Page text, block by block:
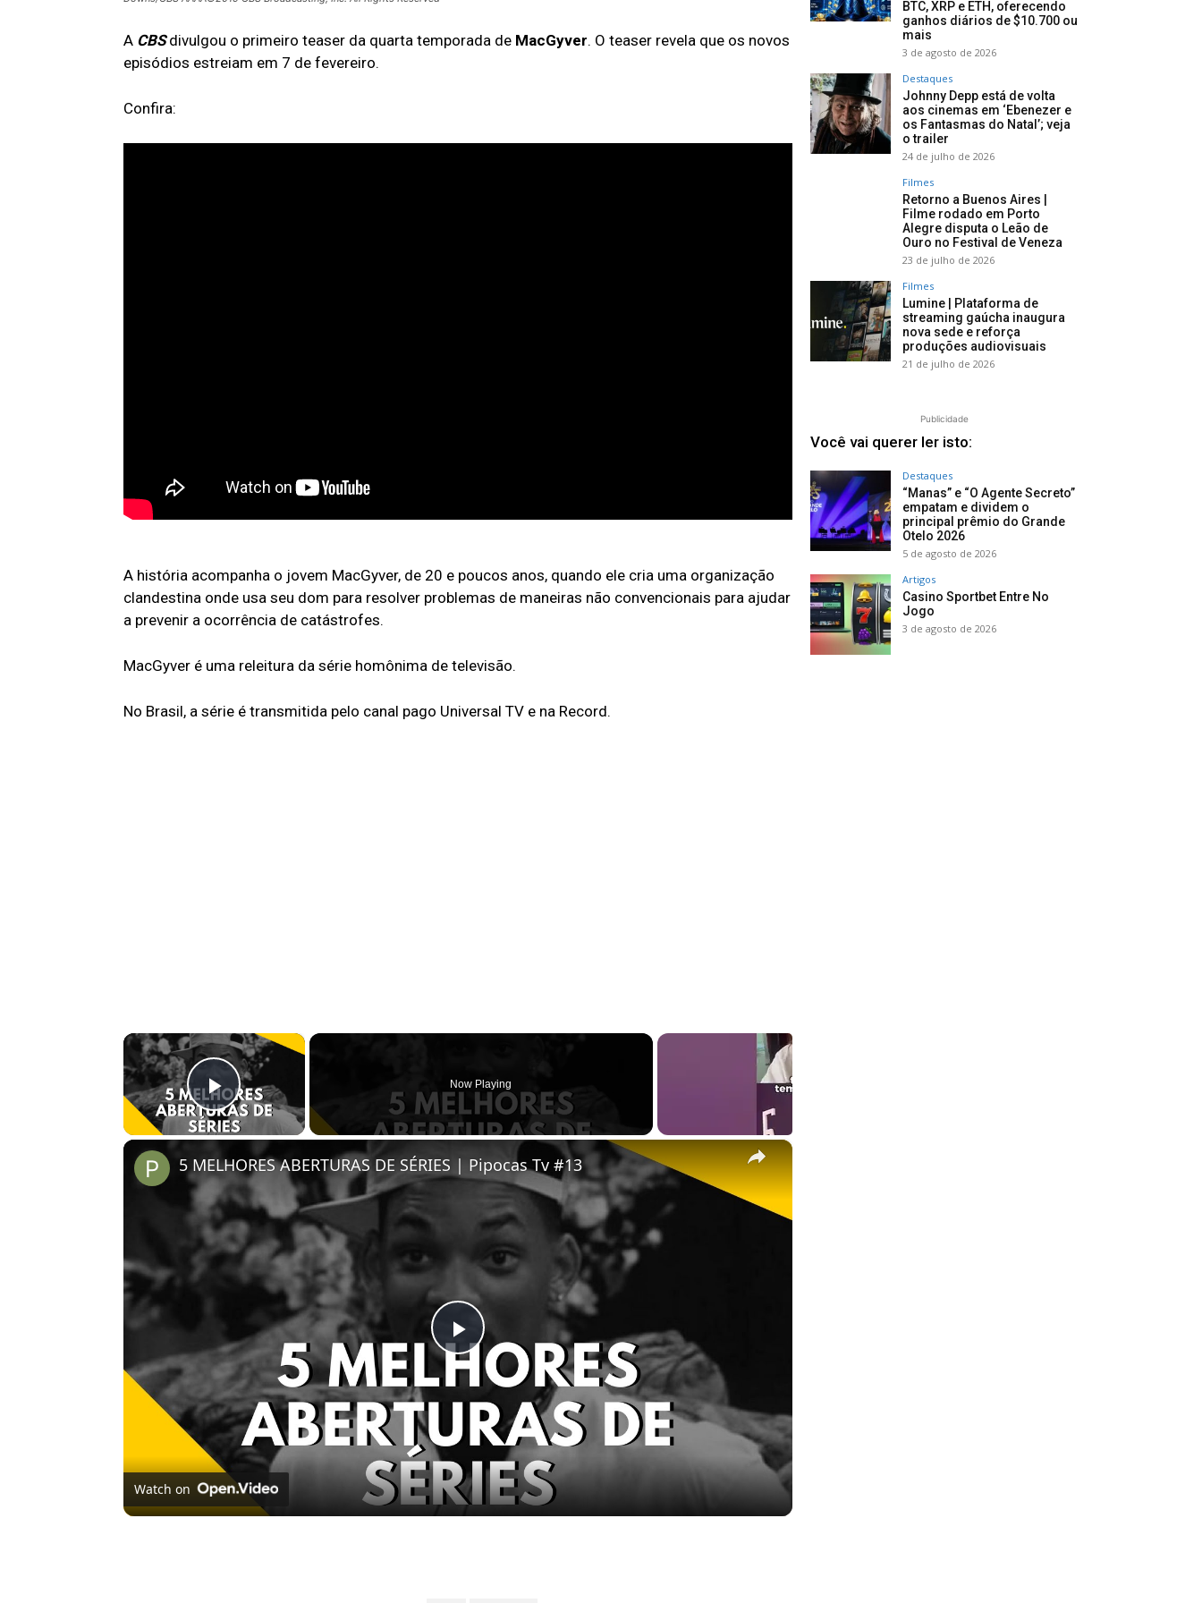
A CBSdivulgou o primeiro teaser da quarta temporada de MacGyver. O teaser revela que os novos
episódios estreiam em 7 de fevereiro.
Confira:
A história acompanha o jovem MacGyver, de 20 e poucos anos, quando ele cria uma organização
clandestina onde usa seu dom para resolver problemas de maneiras não convencionais para ajudar
a prevenir a ocorrência de catástrofes.
MacGyver é uma releitura da série homônima de televisão.
No Brasil, a série é transmitida pelo canal pago Universal TV e na Record.
×
Play Video
Now Playing
×
Play
Video
5 MELHORES ABERTURAS DE SÉRIES | Pipocas Tv #13
Watch on
BTC, XRP e ETH, oferecendo
ganhos diários de $10.700 ou
mais
3 de agosto de 2026
Destaques
Johnny Depp está de volta
aos cinemas em ‘Ebenezer e
os Fantasmas do Natal’; veja
o trailer
24 de julho de 2026
Filmes
Retorno a Buenos Aires |
Filme rodado em Porto
Alegre disputa o Leão de
Ouro no Festival de Veneza
23 de julho de 2026
Filmes
Lumine | Plataforma de
streaming gaúcha inaugura
nova sede e reforça
produções audiovisuais
21 de julho de 2026
Publicidade
Você vai querer ler isto:
Destaques
“Manas” e “O Agente Secreto”
empatam e dividem o
principal prêmio do Grande
Otelo 2026
5 de agosto de 2026
Artigos
Casino Sportbet Entre No
Jogo
3 de agosto de 2026